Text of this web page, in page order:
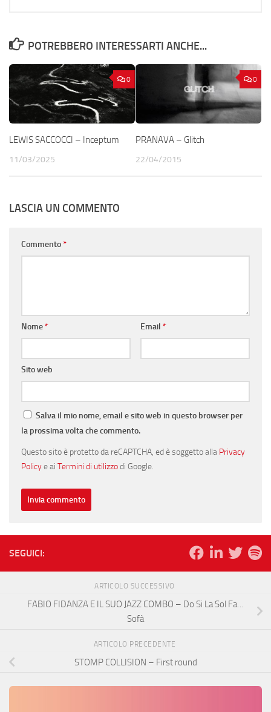
POTREBBERO INTERESSARTI ANCHE...
0
LEWIS SACCOCCI – Inceptum
11/03/2025
0
PRANAVA – Glitch
22/04/2015
LASCIA UN COMMENTO
Commento*
Nome* Email *
Sito web
Salva il mio nome, email e sito web in questo browser per
la prossima volta che commento.
Questo sito è protetto da reCAPTCHA, ed è soggetto alla Privacy
Policye ai Termini di utilizzodi Google.
SEGUICI:
ARTICOLO SUCCESSIVO
FABIO FIDANZA E IL SUO JAZZ COMBO – Do Si La Sol Fa…
Sofà
ARTICOLO PRECEDENTE
STOMP COLLISION – First round